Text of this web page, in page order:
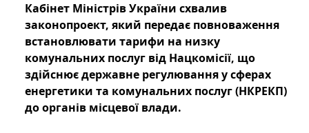
Кабінет Міністрів України схвалив
законопроект, який передає повноваження
встановлювати тарифи на низку
комунальних послуг від Нацкомісії, що
здійснює державне регулювання у сферах
енергетики та комунальних послуг (НКРЕКП)
до органів місцевої влади.